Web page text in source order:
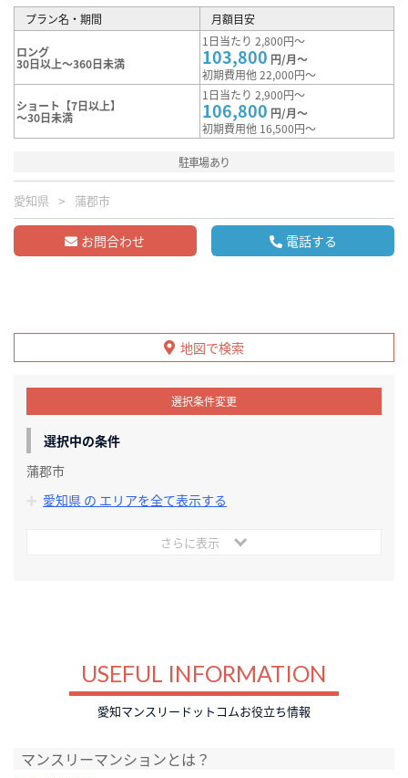
プラン名・期間 月額目安
ロング
30日以上～360日未満
1日当たり 2,800円～
103,800 円/月～
初期費用他 22,000円～
ショート【7日以上】
～30日未満
1日当たり 2,900円～
106,800 円/月～
初期費用他 16,500円～
駐車場あり
愛知県 蒲郡市
お問合わせ 電話する
地図で検索
選択条件変更
選択中の条件
蒲郡市
愛知県 の エリアを全て表示する
さらに表示
USEFUL INFORMATION
愛知マンスリードットコムお役立ち情報
マンスリーマンションとは？